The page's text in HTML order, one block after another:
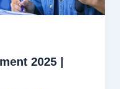
2025 |